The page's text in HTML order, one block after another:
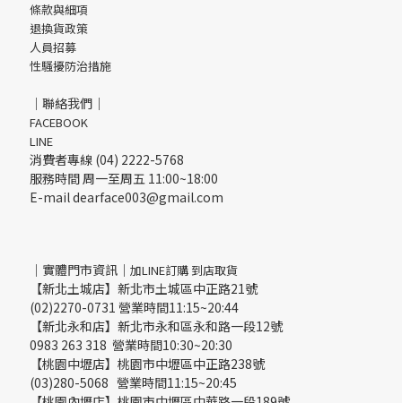
條款與細項
退換貨政策
人員招募
性騷擾防治措施
｜聯絡我們｜
FACEBOOK
LINE
消費者專線 (04) 2222-5768
服務時間 周一至周五 11:00~18:00
E-mail dearface003@gmail.com
｜實體門市資訊｜ 加LINE訂購 到店取貨
【新北土城店】新北市土城區中正路21號
(02)2270-0731 營業時間11:15~20:44
【新北永和店】新北市永和區永和路一段12號
0983 263 318 營業時間10:30~20:30
【桃園中壢店】桃園市中壢區中正路238號
(03)280-5068 營業時間11:15~20:45